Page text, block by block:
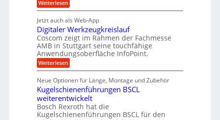
b
e
f
ü
r
r
a
e
U
m
g
a
s
i
n
g
a
n
g
i
g
e
r
S
t
e
l
e
n
e
t
r
i
e
b
e
f
ü
r
r
ä
i
s
e
Weiterlesen:
P
ä
z
i
s
i
o
n
f
r
A
u
t
o
m
Jetzt auch als Web-App
Digitaler Werkzeugkreislauf
Coscom zeigt im Rahmen der Fachmesse
AMB in Stuttgart seine touchfähige
Anwendungsoberfläche InfoPoint.
Weiterlesen:
D
g
i
t
a
l
e
Neue Optionen für Länge, Montage und Zubehör
Kugelschienenführungen BSCL
weiterentwickelt
Bosch Rexroth hat die
Kugelschienenführungen BSCL für den